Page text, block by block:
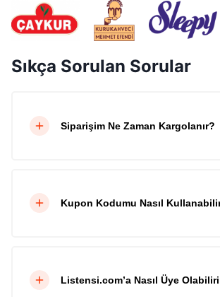
Sıkça Sorulan Sorular
Siparişim Ne Zaman Kargolanır?
Kupon Kodumu Nasıl
Listensi.com’a Nasıl Üye